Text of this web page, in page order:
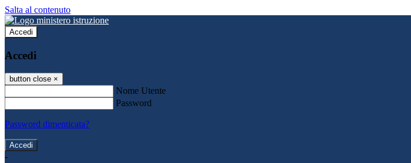
Salta al contenuto
Accedi
Accedi
button close ×
Nome Utente
Password
Password dimenticata?
-